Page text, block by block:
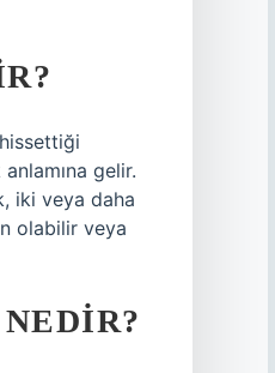
gelir.
iki veya daha
olabilir veya